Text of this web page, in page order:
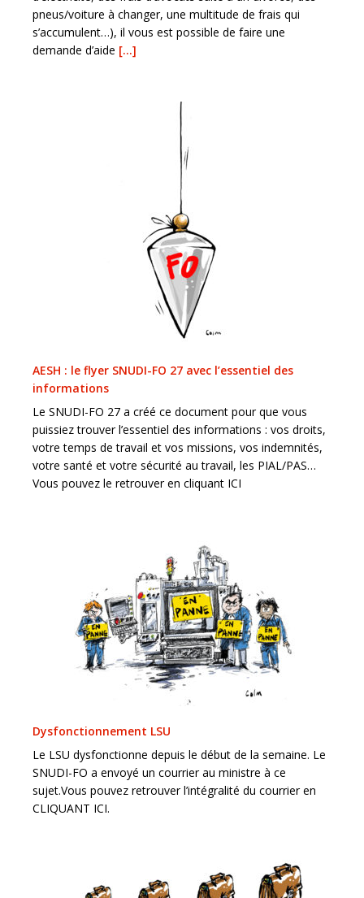
pneus/voiture à changer, une multitude de frais qui
s’accumulent…), il vous est possible de faire une
demande d’aide […]
AESH : le flyer SNUDI-FO 27 avec l’essentiel des
informations
Le SNUDI-FO 27 a créé ce document pour que vous
puissiez trouver l’essentiel des informations : vos droits,
votre temps de travail et vos missions, vos indemnités,
votre santé et votre sécurité au travail, les PIAL/PAS…
Vous pouvez le retrouver en cliquant ICI
Dysfonctionnement LSU
Le LSU dysfonctionne depuis le début de la semaine. Le
SNUDI-FO a envoyé un courrier au ministre à ce
sujet.Vous pouvez retrouver l’intégralité du courrier en
CLIQUANT ICI.